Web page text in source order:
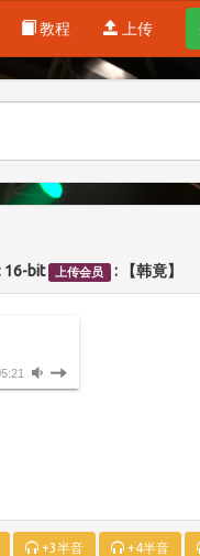
教程 上传
16-bit 上传会员 : 【韩竟】
+3半音 +4半音